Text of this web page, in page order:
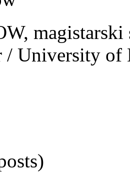
/ University of